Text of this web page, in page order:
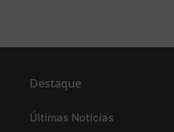
Destaque
Últimas Notícias